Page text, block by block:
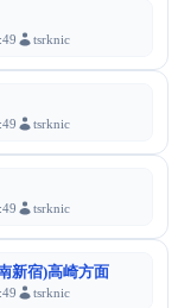
tsrknic
tsrknic
tsrknic
新宿)高崎方面
tsrknic